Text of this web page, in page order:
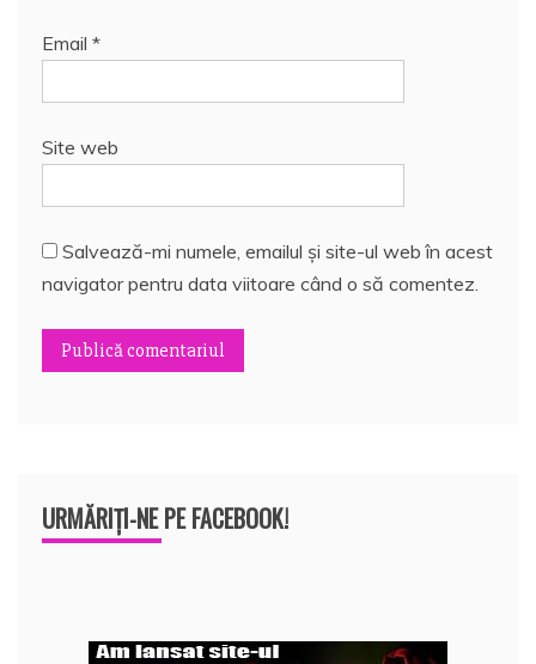
Email *
Site web
Salvează-mi numele, emailul și site-ul web în acest
navigator pentru data viitoare când o să comentez.
URMĂRIȚI-NE PE FACEBOOK!